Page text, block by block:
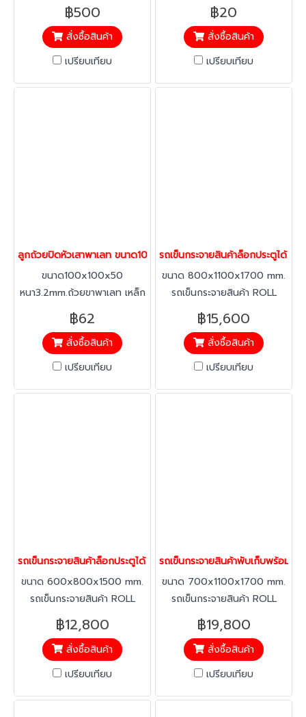
ใส่ผลิตภัณฑ์ กล่องหนาพิเศษ 5
ชั้น ( เป็นกล่องที่บรรจุสินค้าจาก
เยอรมัน )
฿500
สั่งซื้อสินค้า
เปรียบเทียบ
หนา แข็งแรง งานดิบไม่ชุบสี
ปากถ้วยเรียบสนิท
฿20
สั่งซื้อสินค้า
เปรียบเทียบ
ลูกถ้วยปิดหัวเสาพาเลท ขนาด100x100x50mm.หนา3.2mm. ลูกถ้วย
ขนาด100x100x50
หนา3.2mm.ถ้วยขาพาเลท เหล็ก
หนา แข็งแรง งานดิบไม่ชุบสี
ปากถ้วยเรียบสนิท
฿62
สั่งซื้อสินค้า
เปรียบเทียบ
รถเข็นกระจายสินค้าล็อกประตูได้ ร
ขนาด 800x1100x1700 mm.
รถเข็นกระจายสินค้า ROLL
Cage(ขอสับ+ป้าย) สะดวก ใน
การเตรียมงานและการส่งมอบ
ความรับผิดชอบของฝ่ายคลัง
รวดเร็วในการจัดส่งสินค้า ลด
สินค้า ประหยัดพื้นที่ในการเก็บ
฿15,600
สั่งซื้อสินค้า
เปรียบเทียบ
รถเข็นกระจายสินค้าล็อกประตูได้ รถเข็นของ 4ล้อ รถเข็นทรงสูง รถเ
ขนาด 600x800x1500 mm.
รถเข็นกระจายสินค้า ROLL
Cage(ขอสับ+ป้าย) สะดวก ใน
การเตรียมงานและการส่งมอบ
ความรับผิดชอบของฝ่ายคลัง
รวดเร็วในการจัดส่งสินค้า ลด
สินค้า ประหยัดพื้นที่ในการเก็บ
฿12,800
สั่งซื้อสินค้า
เปรียบเทียบ
รถเข็นกระจายสินค้าพับเก็บพร้อมต
ขนาด 700x1100x1700 mm.
รถเข็นกระจายสินค้า ROLL
Cage(ขอสับ+ป้าย) สะดวก ใน
การเตรียมงานและการส่งมอบ
ความรับผิดชอบของฝ่ายคลัง
รวดเร็วในการจัดส่งสินค้า ลด
สินค้า ประหยัดพื้นที่ในการเก็บ
฿19,800
สั่งซื้อสินค้า
เปรียบเทียบ